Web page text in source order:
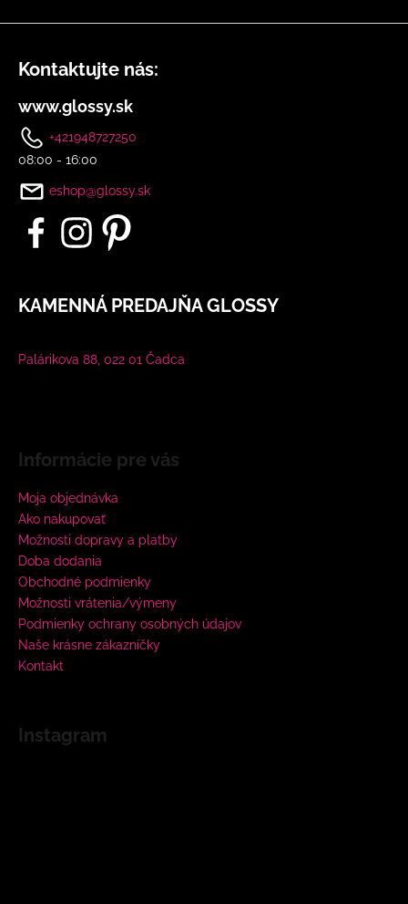
Kontaktujte nás:
www.glossy.sk
+421948727250
08:00 - 16:00
eshop@glossy.sk
KAMENNÁ PREDAJŇA GLOSSY
Palárikova 88, 022 01 Čadca
Informácie pre vás
Moja objednávka
Ako nakupovať
Možnosti dopravy a platby
Doba dodania
Obchodné podmienky
Možnosti vrátenia/výmeny
Podmienky ochrany osobných údajov
Naše krásne zákazníčky
Kontakt
Instagram